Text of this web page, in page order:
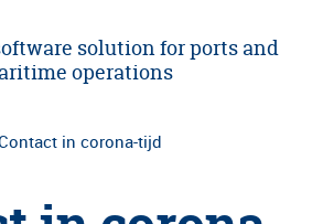
solution for ports and
operations
in corona-tijd